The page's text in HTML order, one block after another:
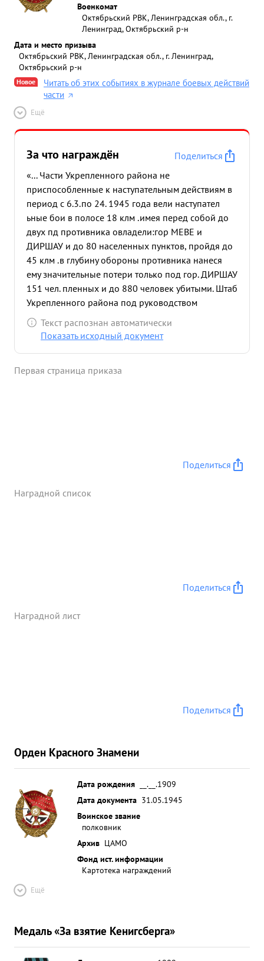
Военкомат
Октябрьский РВК, Ленинградская обл., г.
Ленинград, Октябрьский р-н
Дата и место призыва
Октябрьский РВК, Ленинградская обл., г. Ленинград,
Октябрьский р-н
Новое
Читать об этих событиях в журнале боевых действий
части
Ещё
За что награждён
Поделиться
«... Части Укрепленного района не
приспособленные к наступательным действиям в
период с 6.3.по 24. 1945 года вели наступател
ьные бои в полосе 18 клм .имея перед собой до
двух пд противника овладели:гор МЕВЕ и
ДИРШАУ и до 80 населенных пунктов, пройдя до
45 клм .в глубину обороны противника нанеся
ему значительные потери только под гор. ДИРШАУ
151 чел. пленных и до 880 человек убитыми. Штаб
Укрепленного района под руководством
дполковника КАПЛИНА сумел организовать
наступательный бой частей УР, своевременным
выполнении боевых задач частями УР. Взятие гор.
поражению и овладению гор. МЕВЕ и ДИРШАУ,
Главнокомандующего №294 от 7.3 .45г .и №299 от
Текст распознан автоматически
Показать исходный документ
Первая страница приказа
Поделиться
Наградной список
Поделиться
Наградной лист
Поделиться
Орден Красного Знамени
Дата рождения
__.__.1909
Дата документа 31.05.1945
Воинское звание
полковник
Архив ЦАМО
Фонд ист. информации
Картотека награждений
Ещё
Медаль «За взятие Кенигсберга»